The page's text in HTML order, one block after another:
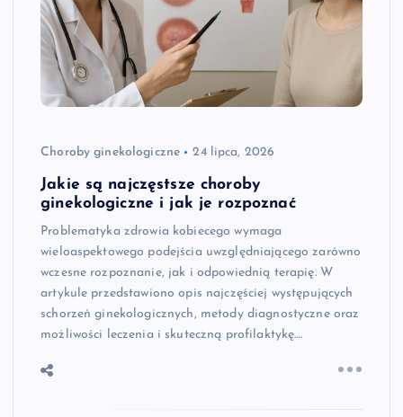
Choroby ginekologiczne 24 lipca, 2026
Jakie są najczęstsze choroby
ginekologiczne i jak je rozpoznać
Problematyka zdrowia kobiecego wymaga
wieloaspektowego podejścia uwzględniającego zarówno
wczesne rozpoznanie, jak i odpowiednią terapię. W
artykule przedstawiono opis najczęściej występujących
schorzeń ginekologicznych, metody diagnostyczne oraz
możliwości leczenia i skuteczną profilaktykę.…